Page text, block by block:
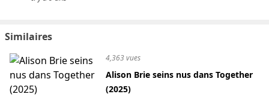
Similaires
4,363 vues
Alison Brie seins nus dans Together
(2025)